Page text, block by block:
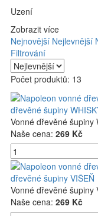
Uzení
Zobrazit více
Nejnovější Nejlevnější
Filtrování
Počet produktů: 13
dřevěné šupiny
Vonné dřevěné šupiny
Naše cena: 269 Kč
dřevěné šupiny VIŠEŇ
Vonné dřevěné šupiny
Naše cena: 269 Kč